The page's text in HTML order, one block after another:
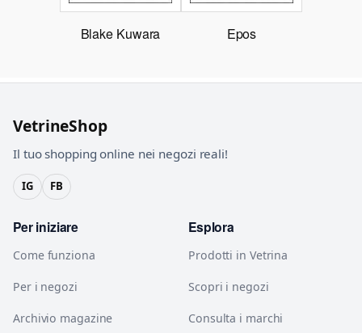
Blake Kuwara Epos
VetrineShop
Il tuo shopping online nei negozi reali!
IG FB
Per iniziare
Come funziona
Per i negozi
Archivio magazine
Esplora
Prodotti in Vetrina
Scopri i negozi
Consulta i marchi